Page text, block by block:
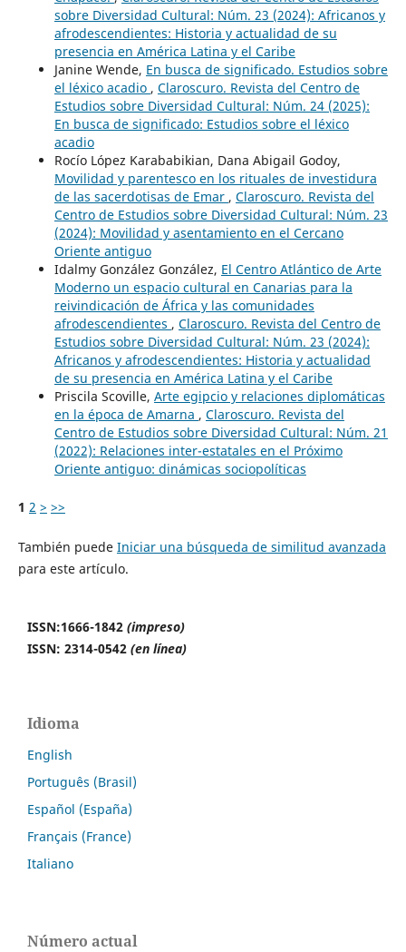
sobre Diversidad Cultural: Núm. 23 (2024): Africanos y
afrodescendientes: Historia y actualidad de su
presencia en América Latina y el Caribe
Janine Wende, En busca de significado. Estudios sobre
el léxico acadio , Claroscuro. Revista del Centro de
Estudios sobre Diversidad Cultural: Núm. 24 (2025):
En busca de significado: Estudios sobre el léxico
acadio
Rocío López Karababikian, Dana Abigail Godoy,
Movilidad y parentesco en los rituales de investidura
de las sacerdotisas de Emar , Claroscuro. Revista del
Centro de Estudios sobre Diversidad Cultural: Núm. 23
(2024): Movilidad y asentamiento en el Cercano
Oriente antiguo
Idalmy González González, El Centro Atlántico de Arte
Moderno un espacio cultural en Canarias para la
reivindicación de África y las comunidades
afrodescendientes , Claroscuro. Revista del Centro de
Estudios sobre Diversidad Cultural: Núm. 23 (2024):
Africanos y afrodescendientes: Historia y actualidad
de su presencia en América Latina y el Caribe
Priscila Scoville, Arte egipcio y relaciones diplomáticas
en la época de Amarna , Claroscuro. Revista del
Centro de Estudios sobre Diversidad Cultural: Núm. 21
(2022): Relaciones inter-estatales en el Próximo
Oriente antiguo: dinámicas sociopolíticas
1 2 > >>
También puede Iniciar una búsqueda de similitud avanzada
para este artículo.
ISSN:1666-1842 (impreso)
ISSN: 2314-0542 (en línea)
Idioma
English
Português (Brasil)
Español (España)
Français (France)
Italiano
Número actual